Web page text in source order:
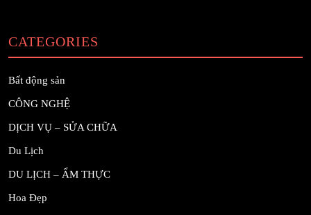
CATEGORIES
Bất động sản
CÔNG NGHỆ
DỊCH VỤ – SỬA CHỮA
Du Lịch
DU LỊCH – ẨM THỰC
Hoa Đẹp